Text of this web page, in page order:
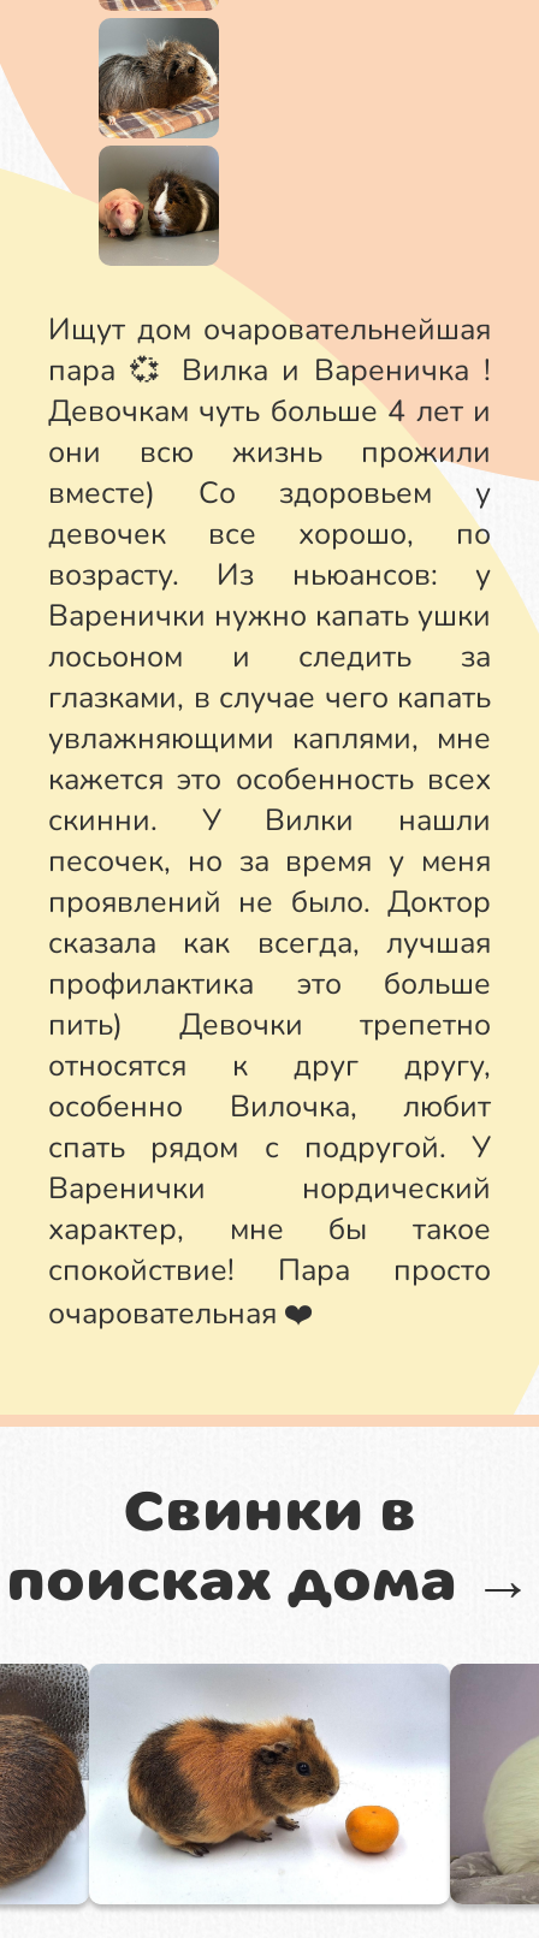
Ищут дом очаровательнейшая
пара 💞 Вилка и Вареничка !
Девочкам чуть больше 4 лет и
они всю жизнь прожили
вместе) Со здоровьем у
девочек все хорошо, по
возрасту. Из ньюансов: у
Варенички нужно капать ушки
лосьоном и следить за
глазками, в случае чего капать
увлажняющими каплями, мне
кажется это особенность всех
скинни. У Вилки нашли
песочек, но за время у меня
проявлений не было. Доктор
сказала как всегда, лучшая
профилактика это больше
пить) Девочки трепетно
относятся к друг другу,
особенно Вилочка, любит
спать рядом с подругой. У
Варенички нордический
характер, мне бы такое
спокойствие! Пара просто
очаровательная ❤️
Свинки в
поисках дома →